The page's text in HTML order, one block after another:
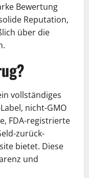
Bewertung
Reputation,
über die
vollständiges
nicht-GMO
FDA-registrierte
zurück-
bietet. Diese
und